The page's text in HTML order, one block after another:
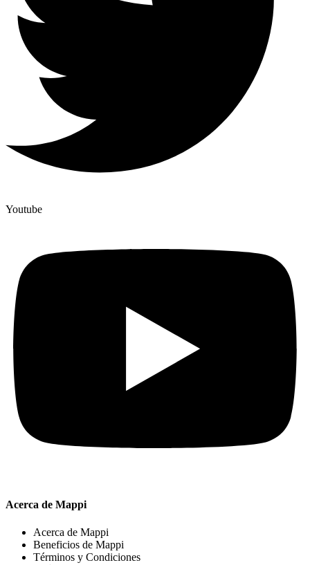
Youtube
Acerca de Mappi
Acerca de Mappi
Beneficios de Mappi
Términos y Condiciones